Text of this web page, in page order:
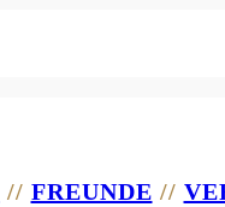
// FREUNDE //